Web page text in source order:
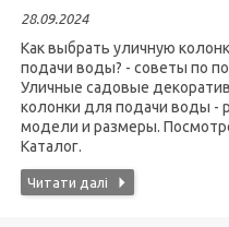
28.09.2024
Как выбрать уличную
подачи воды? - советы по
Уличные садовые
колонки для подачи воды -
модели и размеры.
Каталог.